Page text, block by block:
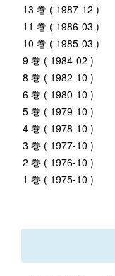
13 巻 ( 1987-12 )
11 巻 ( 1986-03 )
10 巻 ( 1985-03 )
9 巻 ( 1984-02 )
8 巻 ( 1982-10 )
6 巻 ( 1980-10 )
5 巻 ( 1979-10 )
4 巻 ( 1978-10 )
3 巻 ( 1977-10 )
2 巻 ( 1976-10 )
1 巻 ( 1975-10 )